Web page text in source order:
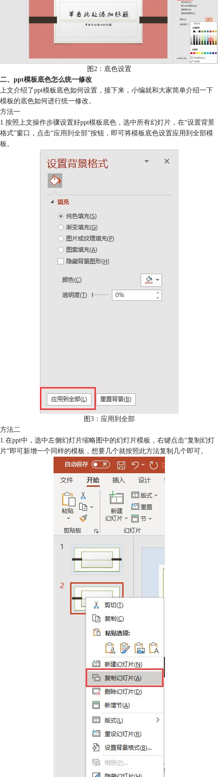
图2：底色设置
二、ppt模板底色怎么统一修改
上文介绍了ppt模板底色如何设置，接下来，小编就和大家简单介绍一下
模板的底色如何进行统一修改。
方法一
1.按照上文操作步骤设置好ppt模板底色，选中所有幻灯片，在“设置背景
格式”窗口，点击“应用到全部”按钮，即可将模板底色设置应用到全部模
板。
图3：应用到全部
方法二
1.在ppt中，选中左侧幻灯片缩略图中的幻灯片模板，右键点击“复制幻灯
片”即可新增一个同样的模板，想要几个就按照此方法复制几个即可。